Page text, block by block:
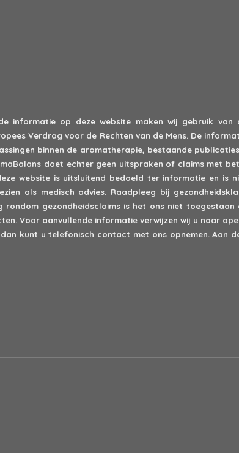
informatie op deze website maken wij gebruik van
Verdrag voor de Rechten van de Mens. De
binnen de aromatherapie, bestaande
doet echter geen uitspraken of claims met
website is uitsluitend bedoeld ter informatie en is
als medisch advies. Raadpleeg bij
rondom gezondheidsclaims is het ons niet
Voor aanvullende informatie verwijzen wij u naar
dan kunt utelefonisch contact met ons opnemen. Aan